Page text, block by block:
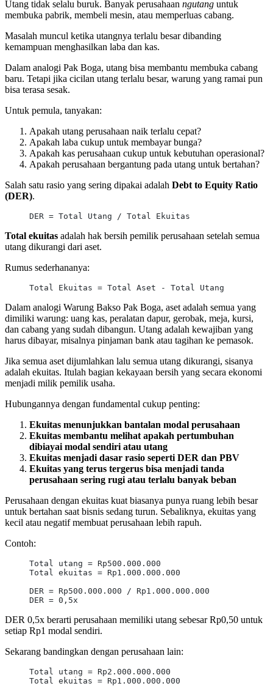
Utang tidak selalu buruk. Banyak perusahaan ngutang untuk
membuka pabrik, membeli mesin, atau memperluas cabang.
Masalah muncul ketika utangnya terlalu besar dibanding
kemampuan menghasilkan laba dan kas.
Dalam analogi Pak Boga, utang bisa membantu membuka cabang
baru. Tetapi jika cicilan utang terlalu besar, warung yang ramai pun
bisa terasa sesak.
Untuk pemula, tanyakan:
Apakah utang perusahaan naik terlalu cepat?
Apakah laba cukup untuk membayar bunga?
Apakah kas perusahaan cukup untuk kebutuhan operasional?
Apakah perusahaan bergantung pada utang untuk bertahan?
Salah satu rasio yang sering dipakai adalah Debt to Equity Ratio
(DER).
DER = Total Utang / Total Ekuitas
Total ekuitas adalah hak bersih pemilik perusahaan setelah semua
utang dikurangi dari aset.
Rumus sederhananya:
Total Ekuitas = Total Aset - Total Utang
Dalam analogi Warung Bakso Pak Boga, aset adalah semua yang
dimiliki warung: uang kas, peralatan dapur, gerobak, meja, kursi,
dan cabang yang sudah dibangun. Utang adalah kewajiban yang
harus dibayar, misalnya pinjaman bank atau tagihan ke pemasok.
Jika semua aset dijumlahkan lalu semua utang dikurangi, sisanya
adalah ekuitas. Itulah bagian kekayaan bersih yang secara ekonomi
menjadi milik pemilik usaha.
Hubungannya dengan fundamental cukup penting:
Ekuitas menunjukkan bantalan modal perusahaan
Ekuitas membantu melihat apakah pertumbuhan
dibiayai modal sendiri atau utang
Ekuitas menjadi dasar rasio seperti DER dan PBV
Ekuitas yang terus tergerus bisa menjadi tanda
perusahaan sering rugi atau terlalu banyak beban
Perusahaan dengan ekuitas kuat biasanya punya ruang lebih besar
untuk bertahan saat bisnis sedang turun. Sebaliknya, ekuitas yang
kecil atau negatif membuat perusahaan lebih rapuh.
Contoh:
Total utang = Rp500.000.000
Total ekuitas = Rp1.000.000.000
DER = Rp500.000.000 / Rp1.000.000.000
DER = 0,5x
DER 0,5x berarti perusahaan memiliki utang sebesar Rp0,50 untuk
setiap Rp1 modal sendiri.
Sekarang bandingkan dengan perusahaan lain:
Total utang = Rp2.000.000.000
Total ekuitas = Rp1.000.000.000